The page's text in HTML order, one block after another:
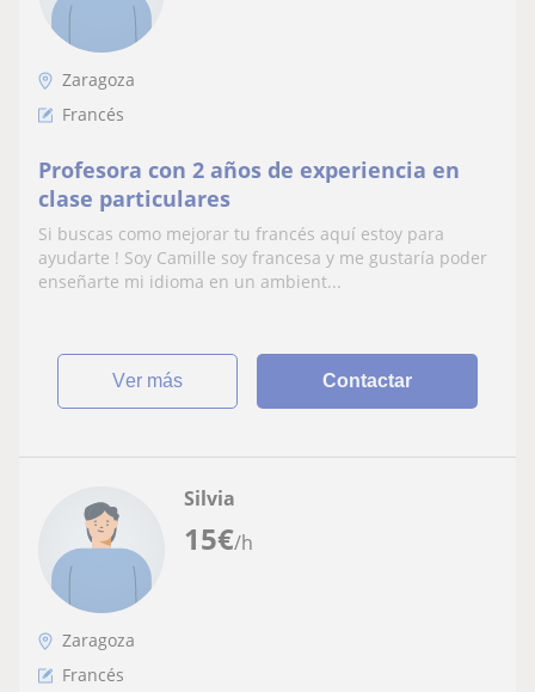
Zaragoza
Francés
Profesora con 2 años de experiencia en
clase particulares
Si buscas como mejorar tu francés aquí estoy para
ayudarte ! Soy Camille soy francesa y me gustaría poder
enseñarte mi idioma en un ambient...
ver más Contactar
15€/h
Silvia
Zaragoza
Francés